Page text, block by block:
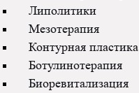
Липолитики
Мезотерапия
Контурная пластика
Ботулинотерапия
Биоревитализация